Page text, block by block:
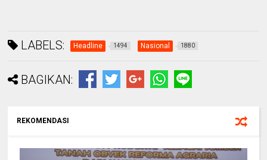
LABELS: Headline 1494 Nasional 1880
BAGIKAN:
REKOMENDASI